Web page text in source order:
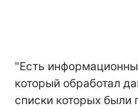
"Есть
который обработал
списки которых были